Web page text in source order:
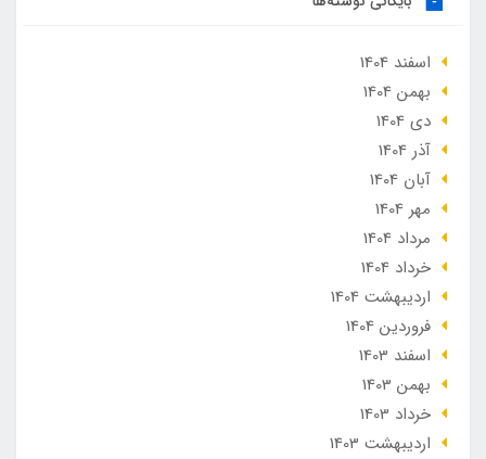
اسفند 1404
بهمن 1404
دی 1404
آذر 1404
آبان 1404
مهر 1404
مرداد 1404
خرداد 1404
ارديبهشت 1404
فروردین 1404
اسفند 1403
بهمن 1403
خرداد 1403
ارديبهشت 1403